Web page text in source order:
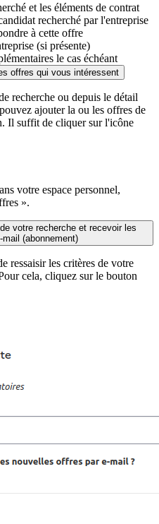
et les éléments de contrat
recherché par l'entreprise
à cette offre
(si présente)
le cas échéant
offres qui vous intéressent
recherche ou depuis le détail
ajouter la ou les offres de
Il suffit de cliquer sur l'icône
votre espace personnel,
».
votre recherche et recevoir les
(abonnement)
ressaisir les critères de votre
cela, cliquez sur le bouton